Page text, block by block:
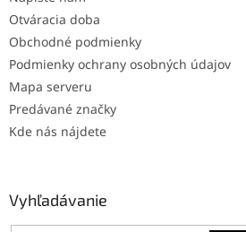
Otváracia doba
Obchodné podmienky
Podmienky ochrany osobných údajov
Mapa serveru
Predávané značky
Kde nás nájdete
Vyhľadávanie